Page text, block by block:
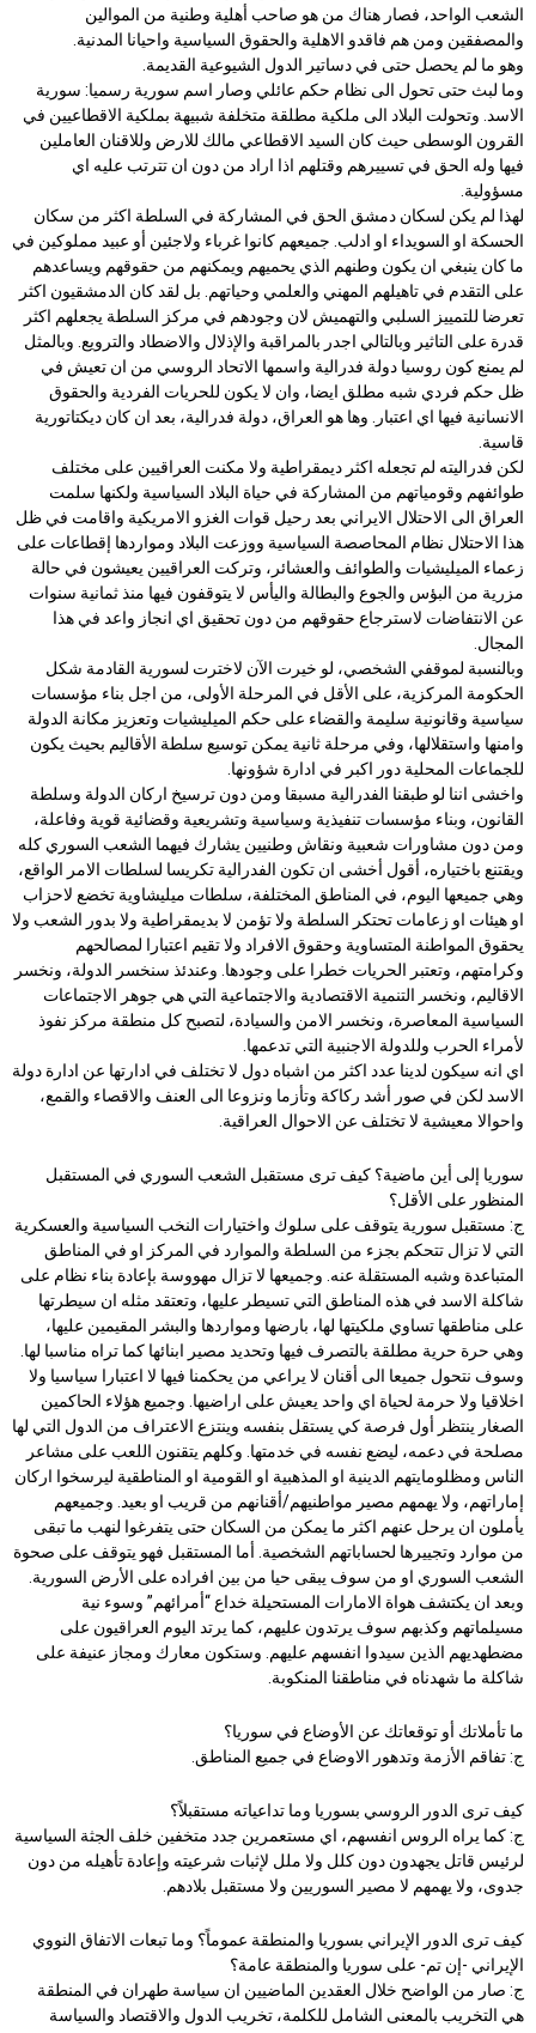
الشعب الواحد، فصار هناك من هو صاحب أهلية وطنية من الموالين
والمصفقين ومن هم فاقدو الاهلية والحقوق السياسية واحيانا المدنية.
وهو ما لم يحصل حتى في دساتير الدول الشيوعية القديمة.
وما لبث حتى تحول الى نظام حكم عائلي وصار اسم سورية رسميا: سورية
الاسد. وتحولت البلاد الى ملكية مطلقة متخلفة شبيهة بملكية الاقطاعيين في
القرون الوسطى حيث كان السيد الاقطاعي مالك للارض وللاقنان العاملين
فيها وله الحق في تسييرهم وقتلهم اذا اراد من دون ان تترتب عليه اي
مسؤولية.
لهذا لم يكن لسكان دمشق الحق في المشاركة في السلطة اكثر من سكان
الحسكة او السويداء او ادلب. جميعهم كانوا غرباء ولاجئين أو عبيد مملوكين في
ما كان ينبغي ان يكون وطنهم الذي يحميهم ويمكنهم من حقوقهم ويساعدهم
على التقدم في تاهيلهم المهني والعلمي وحياتهم. بل لقد كان الدمشقيون اكثر
تعرضا للتمييز السلبي والتهميش لان وجودهم في مركز السلطة يجعلهم اكثر
قدرة على التاثير وبالتالي اجدر بالمراقبة والإذلال والاضطاد والترويع. وبالمثل
لم يمنع كون روسيا دولة فدرالية واسمها الاتحاد الروسي من ان تعيش في
ظل حكم فردي شبه مطلق ايضا، وان لا يكون للحريات الفردية والحقوق
الانسانية فيها اي اعتبار. وها هو العراق، دولة فدرالية، بعد ان كان ديكتاتورية
قاسية.
لكن فدراليته لم تجعله اكثر ديمقراطية ولا مكنت العراقيين على مختلف
طوائفهم وقومياتهم من المشاركة في حياة البلاد السياسية ولكنها سلمت
العراق الى الاحتلال الايراني بعد رحيل قوات الغزو الامريكية واقامت في ظل
هذا الاحتلال نظام المحاصصة السياسية ووزعت البلاد ومواردها إقطاعات على
زعماء الميليشيات والطوائف والعشائر، وتركت العراقيين يعيشون في حالة
مزرية من البؤس والجوع والبطالة واليأس لا يتوقفون فيها منذ ثمانية سنوات
عن الانتفاضات لاسترجاع حقوقهم من دون تحقيق اي انجاز واعد في هذا
المجال.
وبالنسبة لموقفي الشخصي، لو خيرت الآن لاخترت لسورية القادمة شكل
الحكومة المركزية، على الأقل في المرحلة الأولى، من اجل بناء مؤسسات
سياسية وقانونية سليمة والقضاء على حكم الميليشيات وتعزيز مكانة الدولة
وامنها واستقلالها، وفي مرحلة ثانية يمكن توسيع سلطة الأقاليم بحيث يكون
للجماعات المحلية دور اكبر في ادارة شؤونها.
واخشى اننا لو طبقنا الفدرالية مسبقا ومن دون ترسيخ اركان الدولة وسلطة
القانون، وبناء مؤسسات تنفيذية وسياسية وتشريعية وقضائية قوية وفاعلة،
ومن دون مشاورات شعبية ونقاش وطنيين يشارك فيهما الشعب السوري كله
ويقتنع باختياره، أقول أخشى ان تكون الفدرالية تكريسا لسلطات الامر الواقع،
وهي جميعها اليوم، في المناطق المختلفة، سلطات ميليشاوية تخضع لاحزاب
او هيئات او زعامات تحتكر السلطة ولا تؤمن لا بديمقراطية ولا بدور الشعب ولا
يحقوق المواطنة المتساوية وحقوق الافراد ولا تقيم اعتبارا لمصالحهم
وكرامتهم، وتعتبر الحريات خطرا على وجودها. وعندئذ سنخسر الدولة، ونخسر
الاقاليم، ونخسر التنمية الاقتصادية والاجتماعية التي هي جوهر الاجتماعات
السياسية المعاصرة، ونخسر الامن والسيادة، لتصبح كل منطقة مركز نفوذ
لأمراء الحرب وللدولة الاجنبية التي تدعمها.
اي انه سيكون لدينا عدد اكثر من اشباه دول لا تختلف في ادارتها عن ادارة دولة
الاسد لكن في صور أشد ركاكة وتأزما ونزوعا الى العنف والاقصاء والقمع،
واحوالا معيشية لا تختلف عن الاحوال العراقية.
سوريا إلى أين ماضية؟ كيف ترى مستقبل الشعب السوري في المستقبل
المنظور على الأقل؟
ج: مستقبل سورية يتوقف على سلوك واختيارات النخب السياسية والعسكرية
التي لا تزال تتحكم بجزء من السلطة والموارد في المركز او في المناطق
المتباعدة وشبه المستقلة عنه. وجميعها لا تزال مهووسة بإعادة بناء نظام على
شاكلة الاسد في هذه المناطق التي تسيطر عليها، وتعتقد مثله ان سيطرتها
على مناطقها تساوي ملكيتها لها، بارضها ومواردها والبشر المقيمين عليها،
وهي حرة حرية مطلقة بالتصرف فيها وتحديد مصير ابنائها كما تراه مناسبا لها.
وسوف نتحول جميعا الى أقنان لا يراعي من يحكمنا فيها لا اعتبارا سياسيا ولا
اخلاقيا ولا حرمة لحياة اي واحد يعيش على اراضيها. وجميع هؤلاء الحاكمين
الصغار ينتظر أول فرصة كي يستقل بنفسه وينتزع الاعتراف من الدول التي لها
مصلحة في دعمه، ليضع نفسه في خدمتها. وكلهم يتقنون اللعب على مشاعر
الناس ومظلومايتهم الدينية او المذهبية او القومية او المناطقية ليرسخوا اركان
إماراتهم، ولا يهمهم مصير مواطنيهم/أقنانهم من قريب او بعيد. وجميعهم
يأملون ان يرحل عنهم اكثر ما يمكن من السكان حتى يتفرغوا لنهب ما تبقى
من موارد وتجييرها لحساباتهم الشخصية. أما المستقبل فهو يتوقف على صحوة
الشعب السوري او من سوف يبقى حيا من بين افراده على الأرض السورية.
وبعد ان يكتشف هواة الامارات المستحيلة خداع “أمرائهم” وسوء نية
مسيلماتهم وكذبهم سوف يرتدون عليهم، كما يرتد اليوم العراقيون على
مضطهديهم الذين سيدوا انفسهم عليهم. وستكون معارك ومجاز عنيفة على
شاكلة ما شهدناه في مناطقنا المنكوبة.
ما تأملاتك أو توقعاتك عن الأوضاع في سوريا؟
ج: تفاقم الأزمة وتدهور الاوضاع في جميع المناطق.
كيف ترى الدور الروسي بسوريا وما تداعياته مستقبلاً؟
ج: كما يراه الروس انفسهم، اي مستعمرين جدد متخفين خلف الجثة السياسية
لرئيس قاتل يجهدون دون كلل ولا ملل لإثبات شرعيته وإعادة تأهيله من دون
جدوى، ولا يهمهم لا مصير السوريين ولا مستقبل بلادهم.
كيف ترى الدور الإيراني بسوريا والمنطقة عموماً؟ وما تبعات الاتفاق النووي
الإيراني -إن تم- على سوريا والمنطقة عامة؟
ج: صار من الواضح خلال العقدين الماضيين ان سياسة طهران في المنطقة
هي التخريب بالمعنى الشامل للكلمة، تخريب الدول والاقتصاد والسياسة